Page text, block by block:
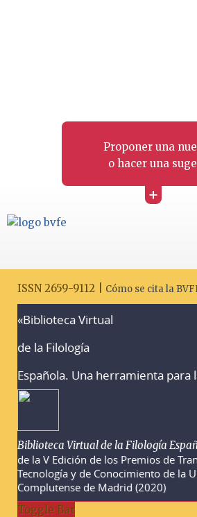
Proponer una
o hacer una
+
ISSN 2659-9112 | Cómo se cita la
«Biblioteca Virtual
de la Filología
Española. Una herramienta para
Biblioteca Virtual de la Filología
de la V Edición de los Premios de
Tecnología y de Conocimiento de la
Complutense de Madrid (2020)
Toggle Bar